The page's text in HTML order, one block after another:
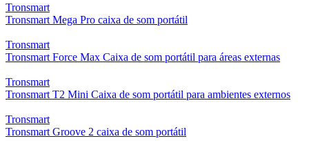
Tronsmart
Tronsmart Mega Pro caixa de som portátil
Tronsmart
Tronsmart Force Max Caixa de som portátil para áreas externas
Tronsmart
Tronsmart T2 Mini Caixa de som portátil para ambientes externos
Tronsmart
Tronsmart Groove 2 caixa de som portátil